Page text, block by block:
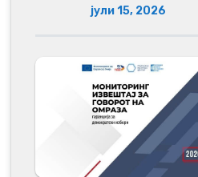
јули 15, 2026